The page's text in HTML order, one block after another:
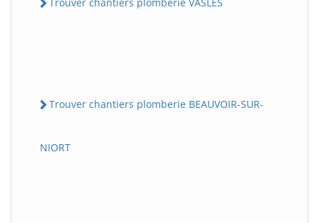
Trouver chantiers plomberie BEAUVOIR-SUR-
NIORT